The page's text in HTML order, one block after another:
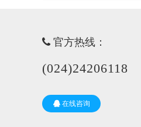
官方热线：
(024)24206118
在线咨询